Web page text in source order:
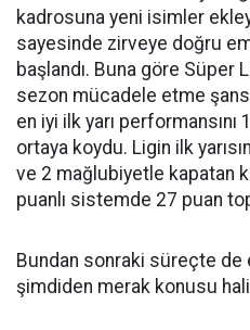
kadrosuna yeni isimler
sayesinde zirveye doğru
başlandı. Buna göre Süper
sezon mücadele etme
en iyi ilk yarı
ortaya koydu. Ligin ilk
ve 2 mağlubiyetle kapatan
puanlı sistemde 27 puan
Bundan sonraki süreçte de
şimdiden merak konusu